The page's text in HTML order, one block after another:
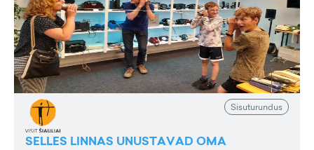
Sisuturundus
SELLES LINNAS UNUSTAVAD OMA